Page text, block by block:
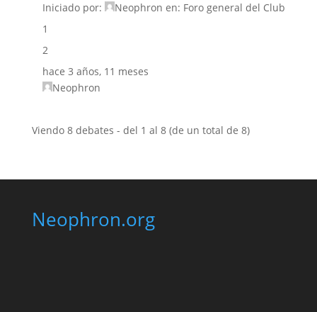
Iniciado por:
Neophron en: Foro general del Club
1
2
hace 3 años, 11 meses
Neophron
Viendo 8 debates - del 1 al 8 (de un total de 8)
Neophron.org